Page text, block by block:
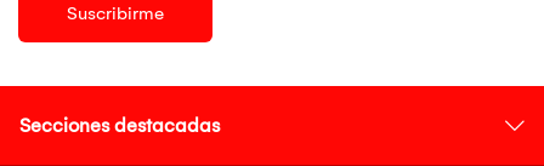
Suscribirme
Secciones destacadas